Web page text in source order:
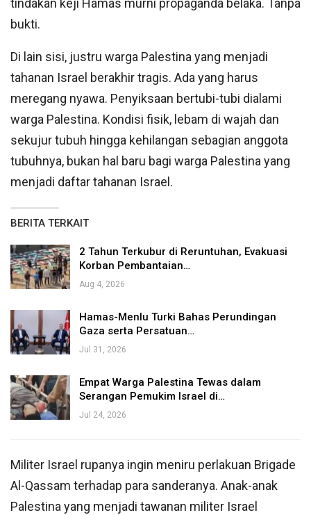
tindakan keji Hamas murni propaganda belaka. Tanpa
bukti.
Di lain sisi, justru warga Palestina yang menjadi
tahanan Israel berakhir tragis. Ada yang harus
meregang nyawa. Penyiksaan bertubi-tubi dialami
warga Palestina. Kondisi fisik, lebam di wajah dan
sekujur tubuh hingga kehilangan sebagian anggota
tubuhnya, bukan hal baru bagi warga Palestina yang
menjadi daftar tahanan Israel.
BERITA TERKAIT
2 Tahun Terkubur di Reruntuhan, Evakuasi
Korban Pembantaian…
Aug 4, 2026
Hamas-Menlu Turki Bahas Perundingan
Gaza serta Persatuan…
Jul 31, 2026
Empat Warga Palestina Tewas dalam
Serangan Pemukim Israel di…
Jul 24, 2026
Militer Israel rupanya ingin meniru perlakuan Brigade
Al-Qassam terhadap para sanderanya. Anak-anak
Palestina yang menjadi tawanan militer Israel